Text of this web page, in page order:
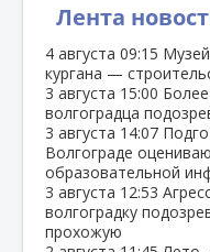
Лента
4 августа 09:15
кургана —
3 августа 15:00
волгоградца
3 августа 14:07
Волгограде
образовательной
3 августа 12:53
волгоградку
прохожую